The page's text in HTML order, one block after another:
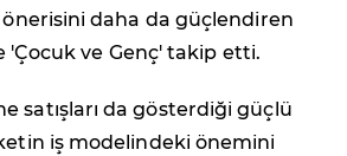
daha da güçlendiren
'Çocuk ve Genç' takip etti.
satışları da gösterdiği güçlü
iş modelindeki önemini